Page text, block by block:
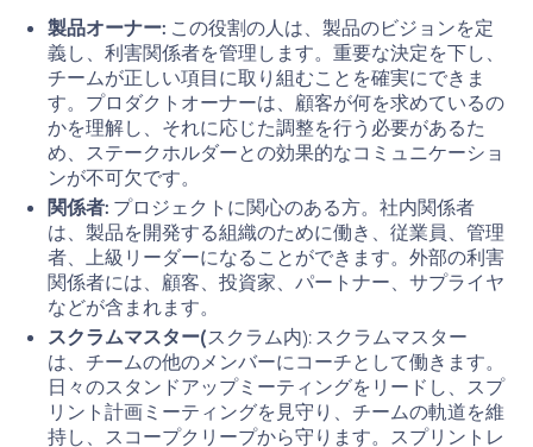
製品オーナー: この役割の人は、製品のビジョンを定
義し、利害関係者を管理します。重要な決定を下し、
チームが正しい項目に取り組むことを確実にできま
す。プロダクトオーナーは、顧客が何を求めているの
かを理解し、それに応じた調整を行う必要があるた
め、ステークホルダーとの効果的なコミュニケーショ
ンが不可欠です。
関係者: プロジェクトに関心のある方。社内関係者
は、製品を開発する組織のために働き、従業員、管理
者、上級リーダーになることができます。外部の利害
関係者には、顧客、投資家、パートナー、サプライヤ
などが含まれます。
スクラムマスター(スクラム内): スクラムマスター
は、チームの他のメンバーにコーチとして働きます。
日々のスタンドアップミーティングをリードし、スプ
リント計画ミーティングを見守り、チームの軌道を維
持し、スコープクリープから守ります。スプリントレ